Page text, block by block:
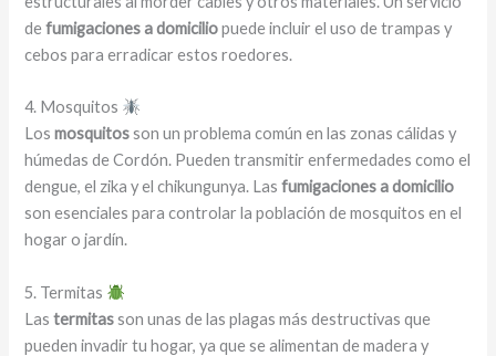
defumigaciones a domiciliopuede incluir el uso de trampas y
cebos para erradicar estos roedores.
4. Mosquitos
Losmosquitosson un problema común en las zonas cálidas y
húmedas de Cordón. Pueden transmitir enfermedades como el
dengue, el zika y el chikungunya. Lasfumigaciones a domicilio
son esenciales para controlar la población de mosquitos en el
hogar o jardín.
5. Termitas
Lastermitasson unas de las plagas más destructivas que
pueden invadir tu hogar, ya que se alimentan de madera y